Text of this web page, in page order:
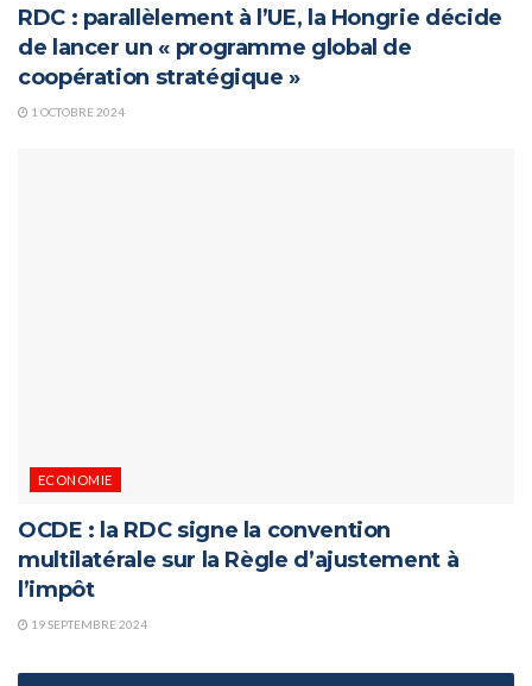
RDC : parallèlement à l’UE, la Hongrie décide
de lancer un « programme global de
coopération stratégique »
1 OCTOBRE 2024
ECONOMIE
OCDE : la RDC signe la convention
multilatérale sur la Règle d’ajustement à
l’impôt
19 SEPTEMBRE 2024